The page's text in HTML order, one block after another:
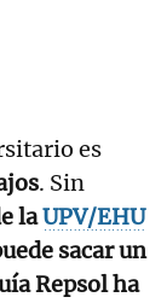
es
. Sin
laUPV/EHU
sacar un
Repsol ha